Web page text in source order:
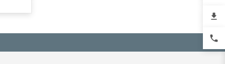
file_download
phone